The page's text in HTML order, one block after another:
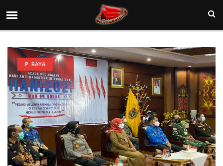
P. RAYA